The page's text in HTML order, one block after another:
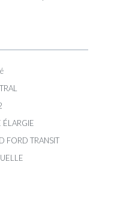
ÉLARGIE
FORD TRANSIT